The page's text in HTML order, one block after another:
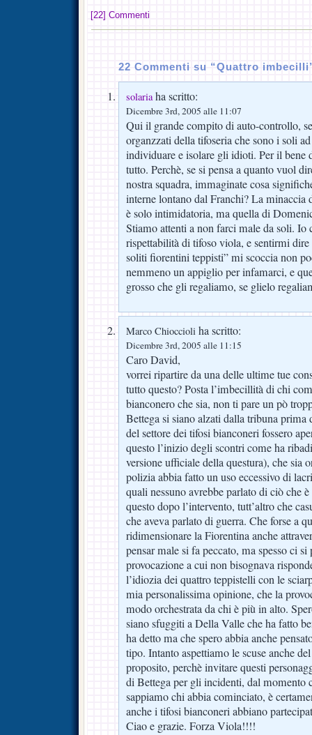
[22] Commenti
22 Commenti su “Quattro
solariaha scritto:
Dicembre 3rd, 2005 alle 11:07
Qui il grande compito di auto-controllo,
organzzati della tifoseria che sono i soli
individuare e isolare gli idioti. Per il bene
tutto. Perchè, se si pensa a quanto vuol
nostra squadra, immaginate cosa
interne lontano dal Franchi? La
è solo intimidatoria, ma quella di
Stiamo attenti a non farci male da soli. Io
rispettabilità di tifoso viola, e sentirmi dire
soliti fiorentini teppisti” mi scoccia non
nemmeno un appiglio per infamarci, e
grosso che gli regaliamo, se glielo
Marco Chioccioli ha scritto:
Dicembre 3rd, 2005 alle 11:15
Caro David,
vorrei ripartire da una delle ultime tue
tutto questo? Posta l’imbecillità di chi
bianconero che sia, non ti pare un pò
Bettega si siano alzati dalla tribuna prima
del settore dei tifosi bianconeri fossero
questo l’inizio degli scontri come ha
versione ufficiale della questura), che sia
polizia abbia fatto un uso eccessivo di
quali nessuno avrebbe parlato di ciò che
questo dopo l’intervento, tutt’altro che
che aveva parlato di guerra. Che forse a
ridimensionare la Fiorentina anche
pensar male si fa peccato, ma spesso ci
provocazione a cui non bisognava
l’idiozia dei quattro teppistelli con le
mia personalissima opinione, che la
modo orchestrata da chi è più in alto.
siano sfuggiti a Della Valle che ha fatto
ha detto ma che spero abbia anche
tipo. Intanto aspettiamo le scuse anche
proposito, perchè invitare questi
di Bettega per gli incidenti, dal momento
sappiamo chi abbia cominciato, è
anche i tifosi bianconeri abbiano
Ciao e grazie. Forza Viola!!!!